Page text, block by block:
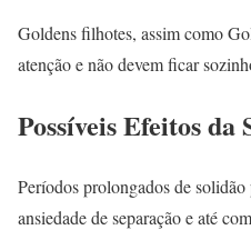
Goldens filhotes, assim como
atenção e não devem ficar
Possíveis Efeitos
Períodos prolongados de solidão
ansiedade de separação e até